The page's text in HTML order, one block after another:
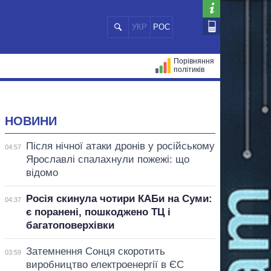
УКР РОС
Порівняння
політиків
НОВИНИ
04:57
Після нічної атаки дронів у російському
Ярославлі спалахнули пожежі: що
відомо
04:37
Росія скинула чотири КАБи на Суми:
є поранені, пошкоджено ТЦ і
багатоповерхівки
03:59
Затемнення Сонця скоротить
виробництво електроенергії в ЄС